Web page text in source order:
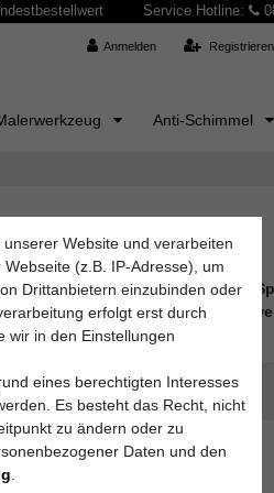
Service Hotline:
Anmelden Registrieren
Anti-Schimmel
möchten. Diesehochwertigen
für denMalerbetrieboder für
Website und verarbeiten
(z.B. IP-Adresse), um
Drittanbietern einzubinden oder
erfolgt erst durch
wir in den Einstellungen
eines berechtigten Interesses
Es besteht das Recht, nicht
zu ändern oder zu
Daten und den